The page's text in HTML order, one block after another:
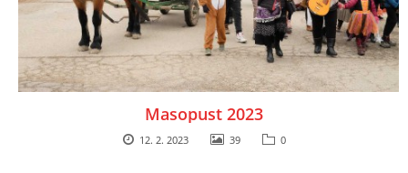
Masopust 2023
12. 2. 2023 39 0